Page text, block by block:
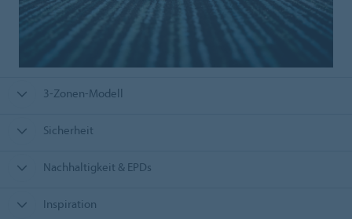
3-Zonen-Modell
Sicherheit
Nachhaltigkeit & EPDs
Inspiration